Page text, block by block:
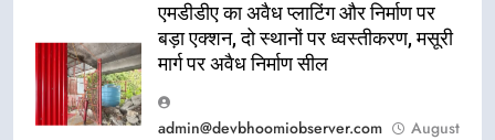
एमडीडीए का अवैध प्लाटिंग और निर्माण पर
बड़ा एक्शन, दो स्थानों पर ध्वस्तीकरण, मसूरी
मार्ग पर अवैध निर्माण सील
admin@devbhoomiobserver.com
August